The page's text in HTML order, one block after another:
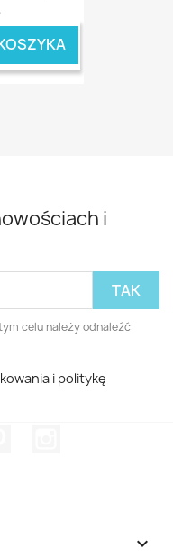
i
celu należy odnaleźć
i politykę
